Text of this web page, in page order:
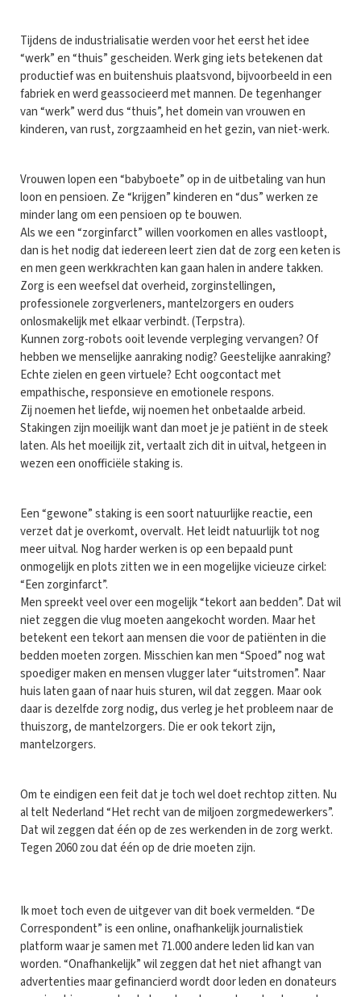
Tijdens de industrialisatie werden voor het eerst het idee
“werk” en “thuis” gescheiden. Werk ging iets betekenen dat
productief was en buitenshuis plaatsvond, bijvoorbeeld in een
fabriek en werd geassocieerd met mannen. De tegenhanger
van “werk” werd dus “thuis”, het domein van vrouwen en
kinderen, van rust, zorgzaamheid en het gezin, van niet-werk.
Vrouwen lopen een “babyboete” op in de uitbetaling van hun
loon en pensioen. Ze “krijgen” kinderen en “dus” werken ze
minder lang om een pensioen op te bouwen.
Als we een “zorginfarct” willen voorkomen en alles vastloopt,
dan is het nodig dat iedereen leert zien dat de zorg een keten is
en men geen werkkrachten kan gaan halen in andere takken.
Zorg is een weefsel dat overheid, zorginstellingen,
professionele zorgverleners, mantelzorgers en ouders
onlosmakelijk met elkaar verbindt. (Terpstra).
Kunnen zorg-robots ooit levende verpleging vervangen? Of
hebben we menselijke aanraking nodig? Geestelijke aanraking?
Echte zielen en geen virtuele? Echt oogcontact met
empathische, responsieve en emotionele respons.
Zij noemen het liefde, wij noemen het onbetaalde arbeid.
Stakingen zijn moeilijk want dan moet je je patiënt in de steek
laten. Als het moeilijk zit, vertaalt zich dit in uitval, hetgeen in
wezen een onofficiële staking is.
Een “gewone” staking is een soort natuurlijke reactie, een
verzet dat je overkomt, overvalt. Het leidt natuurlijk tot nog
meer uitval. Nog harder werken is op een bepaald punt
onmogelijk en plots zitten we in een mogelijke vicieuze cirkel:
“Een zorginfarct”.
Men spreekt veel over een mogelijk “tekort aan bedden”. Dat wil
niet zeggen die vlug moeten aangekocht worden. Maar het
betekent een tekort aan mensen die voor de patiënten in die
bedden moeten zorgen. Misschien kan men “Spoed” nog wat
spoediger maken en mensen vlugger later “uitstromen”. Naar
huis laten gaan of naar huis sturen, wil dat zeggen. Maar ook
daar is dezelfde zorg nodig, dus verleg je het probleem naar de
thuiszorg, de mantelzorgers. Die er ook tekort zijn,
mantelzorgers.
Om te eindigen een feit dat je toch wel doet rechtop zitten. Nu
al telt Nederland “Het recht van de miljoen zorgmedewerkers”.
Dat wil zeggen dat één op de zes werkenden in de zorg werkt.
Tegen 2060 zou dat één op de drie moeten zijn.
Ik moet toch even de uitgever van dit boek vermelden. “De
Correspondent” is een online, onafhankelijk journalistiek
platform waar je samen met 71.000 andere leden lid kan van
worden. “Onafhankelijk” wil zeggen dat het niet afhangt van
advertenties maar gefinancierd wordt door leden en donateurs